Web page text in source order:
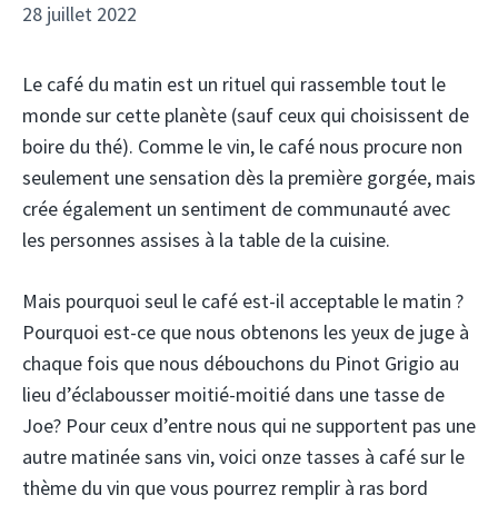
28 juillet 2022
Le café du matin est un rituel qui rassemble tout le
monde sur cette planète (sauf ceux qui choisissent de
boire du thé). Comme le vin, le café nous procure non
seulement une sensation dès la première gorgée, mais
crée également un sentiment de communauté avec
les personnes assises à la table de la cuisine.
Mais pourquoi seul le café est-il acceptable le matin ?
Pourquoi est-ce que nous obtenons les yeux de juge à
chaque fois que nous débouchons du Pinot Grigio au
lieu d’éclabousser moitié-moitié dans une tasse de
Joe? Pour ceux d’entre nous qui ne supportent pas une
autre matinée sans vin, voici onze tasses à café sur le
thème du vin que vous pourrez remplir à ras bord